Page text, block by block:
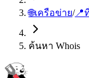
🌐เครือข่าย/📍
ค้นหา Whois